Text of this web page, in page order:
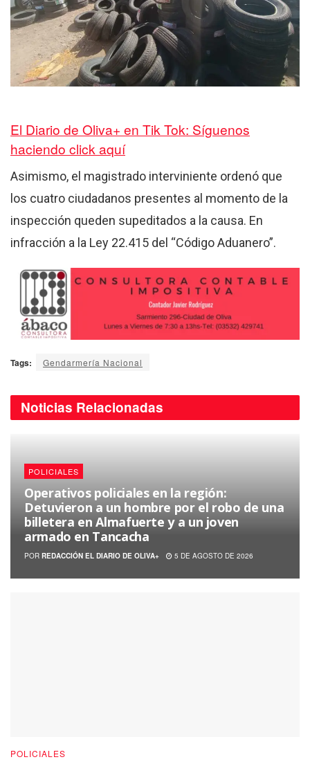
El Diario de Oliva+ en Tik Tok: Síguenos
haciendo click aquí
Asimismo, el magistrado interviniente ordenó que
los cuatro ciudadanos presentes al momento de la
inspección queden supeditados a la causa. En
infracción a la Ley 22.415 del “Código Aduanero”.
Tags: Gendarmería Nacional
Noticias Relacionadas
POLICIALES
Operativos policiales en la región:
Detuvieron a un hombre por el robo de una
billetera en Almafuerte y a un joven
armado en Tancacha
POR REDACCIÓN EL DIARIO DE OLIVA+ 5 DE AGOSTO DE 2026
POLICIALES